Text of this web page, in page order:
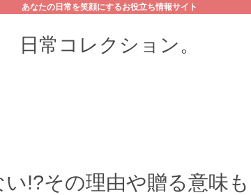
あなたの日常を笑顔にするお役立ち情報サイト
日常コレクション。
!?その理由や贈る意味も